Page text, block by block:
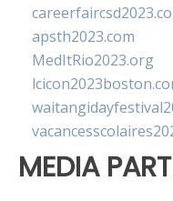
apsth2023.com
MedItRio2023.org
MEDIA